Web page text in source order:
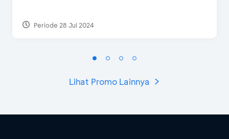
Periode 28 Jul 2024
Lihat Promo Lainnya